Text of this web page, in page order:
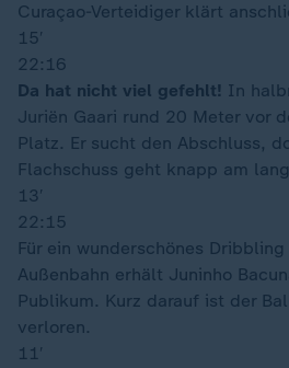
Curaçao-Verteidiger klärt
15′
22:16
Da hat nicht viel gefehlt! In
Juriën Gaari rund 20 Meter vor
Platz. Er sucht den Abschluss,
Flachschuss geht knapp am
13′
22:15
Für ein wunderschönes
Außenbahn erhält Juninho
Publikum. Kurz darauf ist der
verloren.
11′